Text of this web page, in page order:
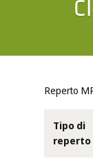
Reperto
Tipo di
reperto